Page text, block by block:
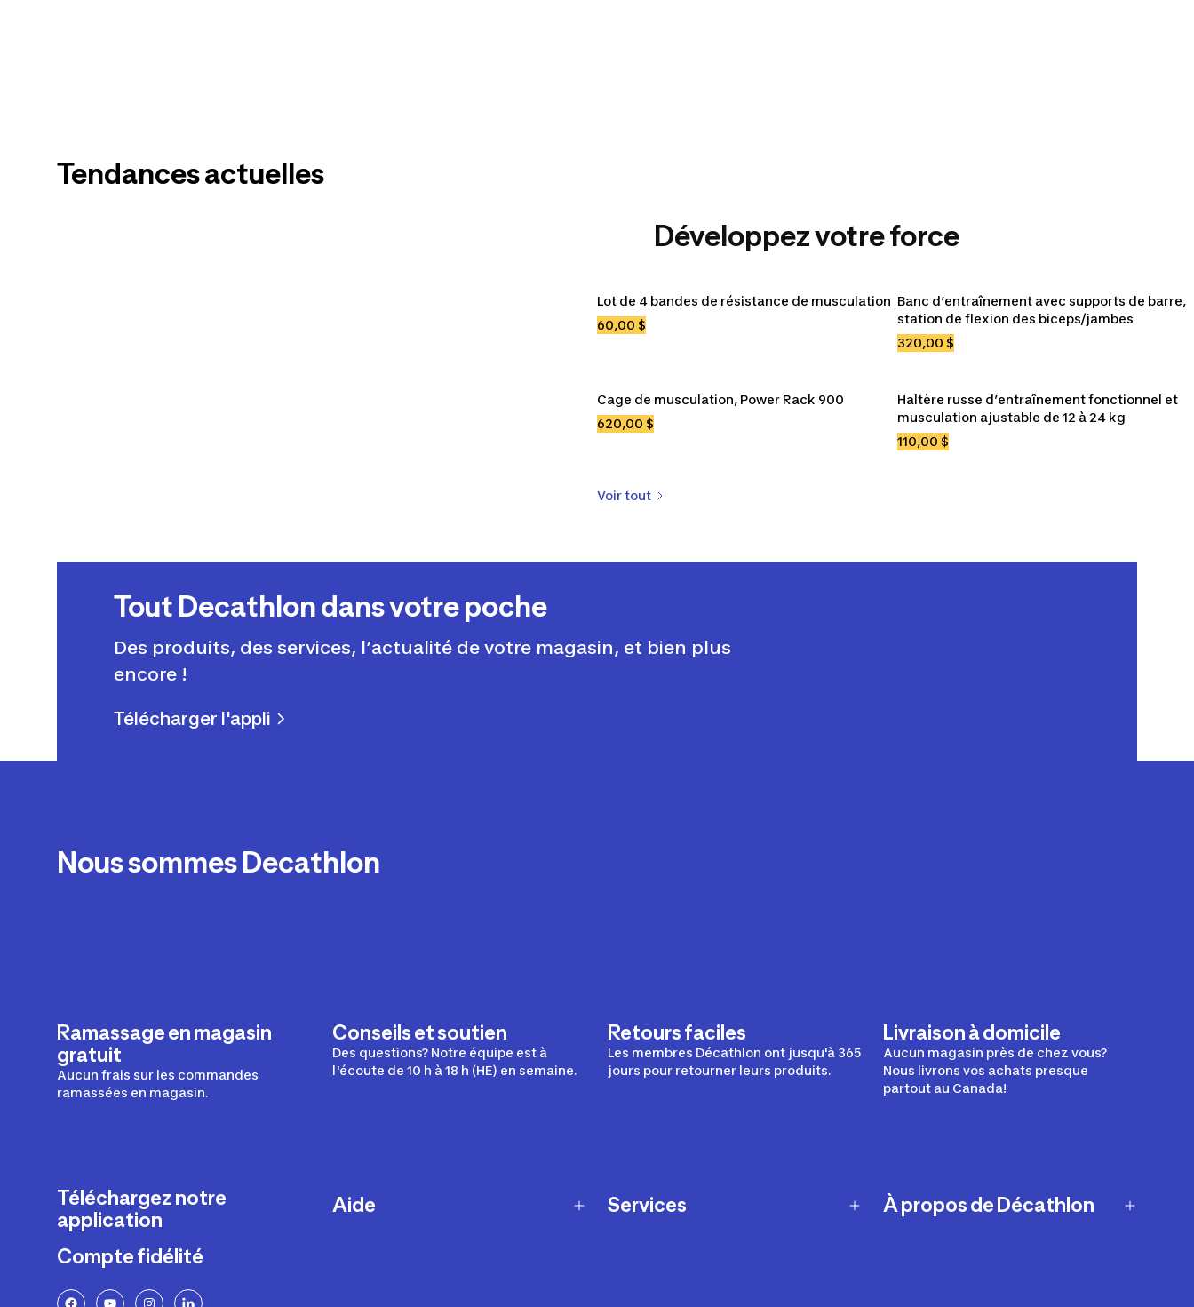
Tendances actuelles
T-shirts
Hommes
Sacs à dos
Sacs de randonnée Sacs de transport
Développez votre force
Lot de 4 bandes de résistance de musculation
60,00 $
Banc d’entraînement avec supports de barre,
station de flexion des biceps/jambes
320,00 $
Cage de musculation, Power Rack 900
620,00 $
Haltère russe d’entraînement fonctionnel et
musculation ajustable de 12 à 24 kg
110,00 $
Voir tout
Tout Decathlon dans votre poche
Des produits, des services, l’actualité de votre magasin, et bien plus
encore !
Télécharger l'appli
Nous sommes Decathlon
Ramassage en magasin
gratuit
Aucun frais sur les commandes
ramassées en magasin.
Conseils et soutien
Des questions? Notre équipe est à
l'écoute de 10 h à 18 h (HE) en semaine.
Retours faciles
Les membres Décathlon ont jusqu'à 365
jours pour retourner leurs produits.
Livraison à domicile
Aucun magasin près de chez vous?
Nous livrons vos achats presque
partout au Canada!
Téléchargez notre
application
Compte fidélité
Aide Services À propos de Décathlon